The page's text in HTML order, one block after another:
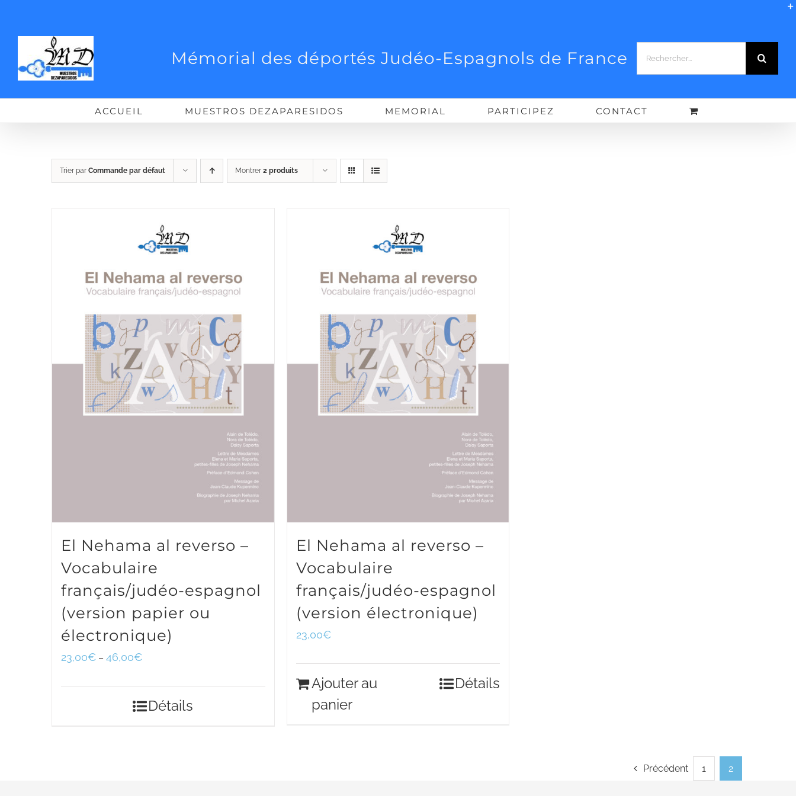
Mémorial des déportés Judéo-Espagnols de France
ACCUEIL MUESTROS DEZAPARESIDOS MEMORIAL PARTICIPEZ CONTACT
Trier par Commande par défaut Montrer 2 produits
El Nehama al reverso –
Vocabulaire
français/judéo-espagnol
(version papier ou
électronique)
23,00€ – 46,00€
Détails
El Nehama al reverso –
Vocabulaire
français/judéo-espagnol
(version électronique)
23,00€
Ajouter au
panier
Détails
Précédent 1 2